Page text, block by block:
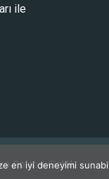
ile
Polat●Gizlilik
en iyi deneyimi